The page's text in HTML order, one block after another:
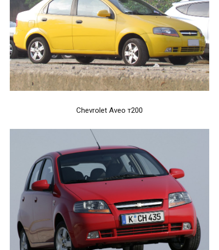
Chevrolet Aveo т200